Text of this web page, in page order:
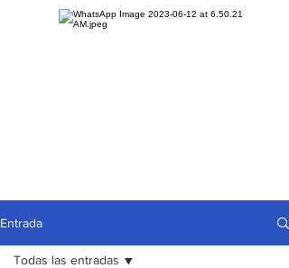
Entrada
Todas las entradas